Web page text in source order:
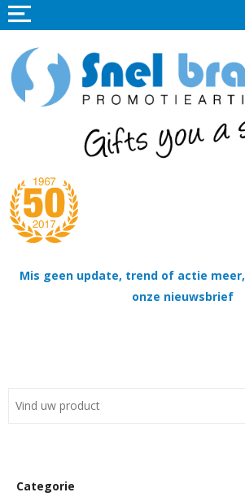
Mis geen update, trend of actie meer,
onze nieuwsbrief
Home
Promotieartikelen
Tassen
Thema's
Contact
Categorie